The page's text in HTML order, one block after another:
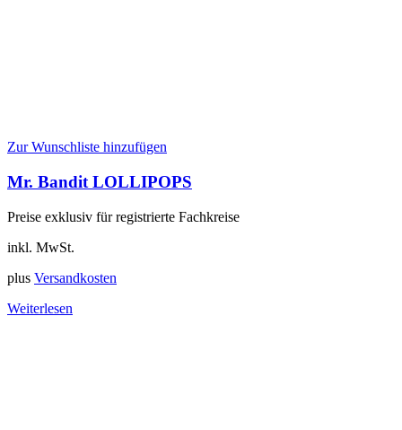
Zur Wunschliste hinzufügen
Mr. Bandit LOLLIPOPS
Preise exklusiv für registrierte Fachkreise
inkl. MwSt.
plus Versandkosten
Weiterlesen